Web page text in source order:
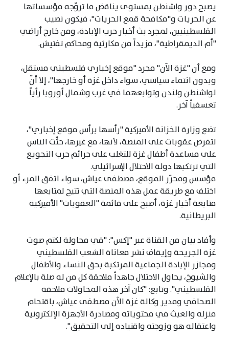
يصبح دور واشنطن بمستوى يناقض ما تروّجه مؤسساتها
عن الحريات و"مكافحة قمع الحريات"، فيكون نصيب
الفلسطينيين، لمجرد بث أخبار حرب الإبادة، ومن خارج أراضي
"أم الديمقراطية"، مزيداً من مكارثية ومحاكم تفتيش.
ومع أن "غزة الآن" مجرد "موقع إخباري فلسطيني مستقل،
وبدون انتماء سياسي، سواء داخل غزة أو خارجها"، إلا أنّ
لواشنطن ولندن وتوابعهما في غرب وشمال أوروبا رأياً
تعسفياً آخر.
تضع وزارة الخزانة الأميركية "رأسها برأس موقع إخباري"،
لتفرض عقوبات على المنصة، لأنها، مع غيرها، حثّت الناس
على مساعدة أطفال غزة للتغلب على جرائم حرب التجويع
التي ترتكبها دولة الاحتلال الإسرائيلي.
مؤسس ومحرّر الموقع، مصطفى عياش، سواء اتفق المرء أو
اختلف مع طريقة عمل هذه المنصة التي تتيح لمتابعها
متابعة أخبار غزة، أصبح على قائمة "العقوبات" الأميركية
البريطانية.
وأفاد بيان من القناة عبر "إكس": "في محاولة لكتم صوت
غزة الجريحة وإيقاف نشر معاناة الشعب الفلسطيني
ومجازر الإبادة الجماعية المرتكبة بحق النساء والأطفال
والشيوخ، يحاول الاحتلال جاهداً ملاحقة كل من له صلة بالإعلام
الفلسطيني". وتابع: "كان آخر هذه المحاولات ملاحقة
الصحافي ومدير وكالة غزة الآن مصطفى عياش، باقتحام
منزله والعبث في محتوياته ومصادرة الأجهزة الإلكترونية
واعتقاله هو وزوجته واقتياده إلى التحقيق".